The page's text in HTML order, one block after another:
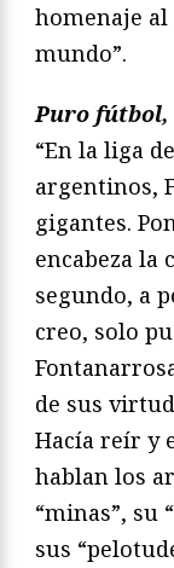
homenaje
mundo”.
Puro fútbol,
“En la liga
argentinos,
gigantes.
encabeza la
segundo, a
creo, solo
de sus
Hacía reír y
hablan los
“minas”, su
sus